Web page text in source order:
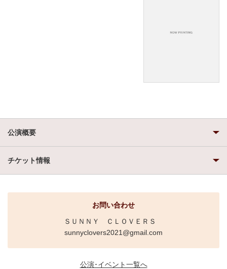
公演概要
チケット情報
お問い合わせ
ＳＵＮＮＹ ＣＬＯＶＥＲＳ
sunnyclovers2021@gmail.com
公演･イベント一覧へ